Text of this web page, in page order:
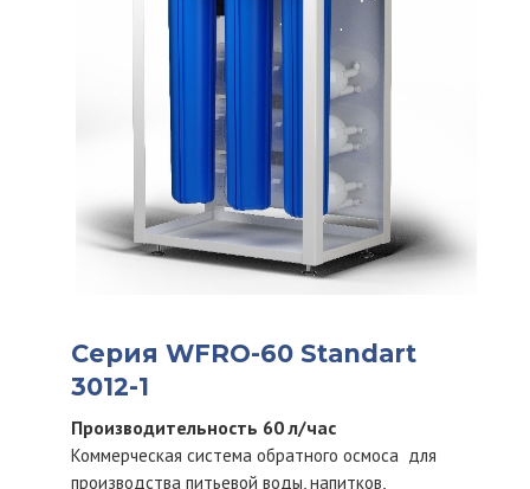
Серия WFRO-60 Standart
3012-1
Производительность 60 л/час
Коммерческая система обратного осмоса для
производства питьевой воды, напитков,